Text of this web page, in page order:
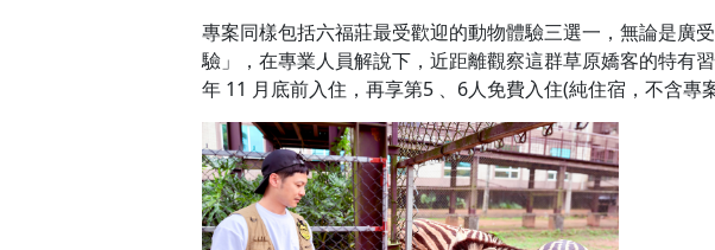
專案同樣包括六福莊最受歡迎的動物體驗三選一，無論是廣
驗」，在專業人員解說下，近距離觀察這群草原嬌客的特有
年 11 月底前入住，再享第5 、6人免費入住(純住宿，不含